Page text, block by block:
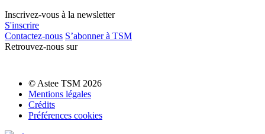
Inscrivez-vous à la newsletter
S'inscrire
Contactez-nous S’abonner à TSM
Retrouvez-nous sur
© Astee TSM 2026
Mentions légales
Crédits
Préférences cookies